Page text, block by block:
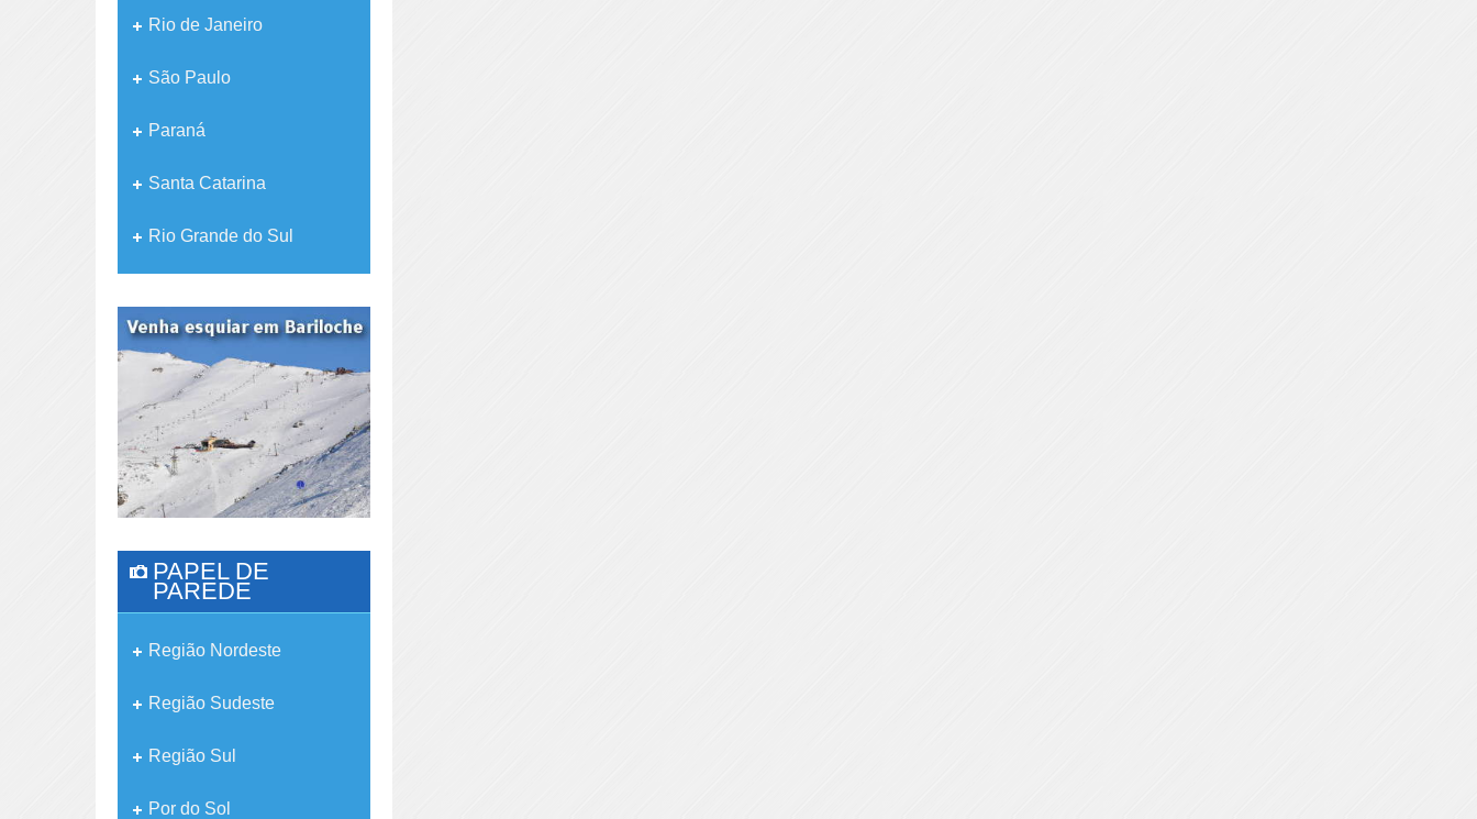
Rio de Janeiro
São Paulo
Paraná
Santa Catarina
Rio Grande do Sul
PAPEL DE
PAREDE
Região Nordeste
Região Sudeste
Região Sul
Por do Sol